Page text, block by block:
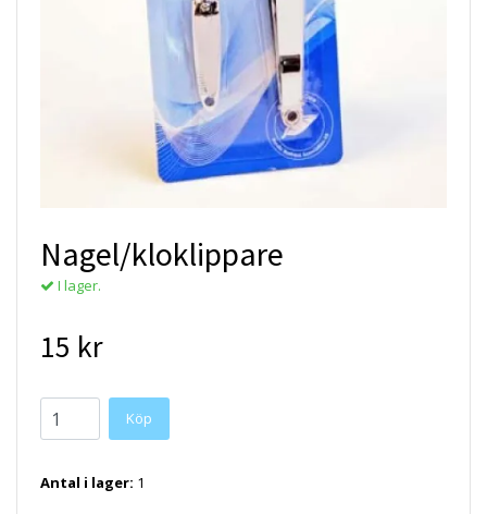
Nagel/kloklippare
I lager.
15 kr
Köp
Antal i lager: 1